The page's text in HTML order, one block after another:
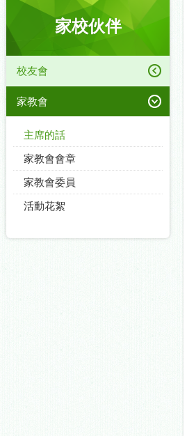
家校伙伴
校友會
家教會
主席的話
家教會會章
家教會委員
活動花絮